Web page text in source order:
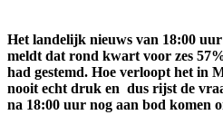
Het landelijk nieuws van 18:00
meldt dat rond kwart voor zes
had gestemd. Hoe verloopt het in
nooit echt druk en dus rijst de
na 18:00 uur nog aan bod komen